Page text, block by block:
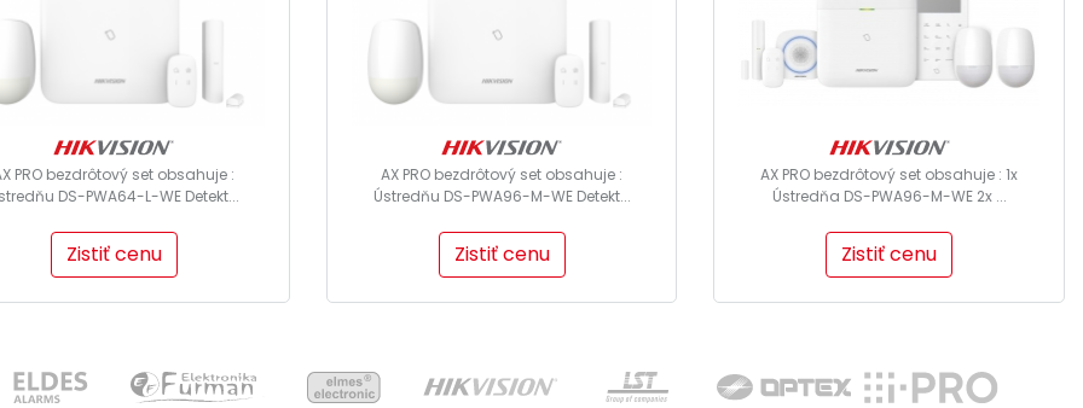
PRO bezdrôtový set obsahuje :
DS-PWA64-L-WE Detekt...
Zistiť cenu
AX PRO bezdrôtový set obsahuje :
Ústredňu DS-PWA96-M-WE Detekt...
Zistiť cenu
AX PRO bezdrôtový set obsahuje : 1x
Ústredňa DS-PWA96-M-WE 2x ...
Zistiť cenu